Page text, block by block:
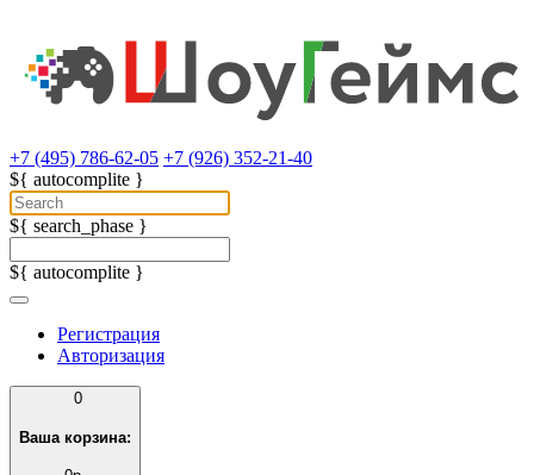
+7 (495) 786-62-05 +7 (926) 352-21-40
${ autocomplite }
${ search_phase }
${ autocomplite }
Регистрация
Авторизация
0
Ваша корзина: